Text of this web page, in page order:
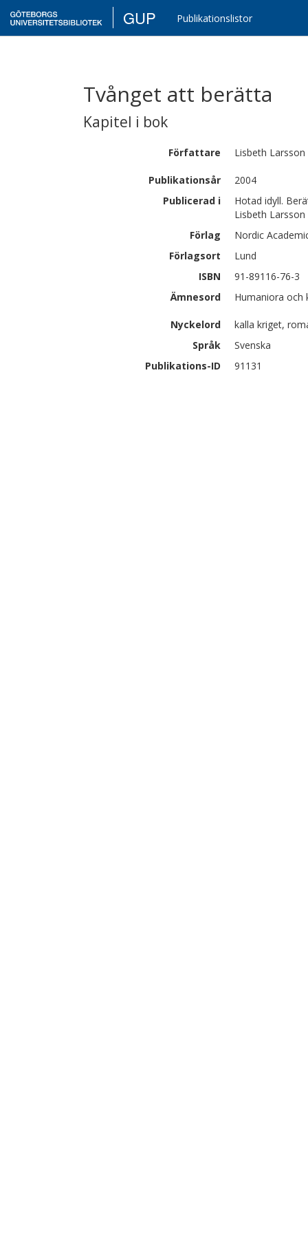
GUP Publikationslistor
Tvånget att berätta
Kapitel i bok
Författare Lisbeth Larsson
Publikationsår
2004
Publicerad i
Hotad idyll.
Lisbeth
Förlag
Nordic
Förlagsort
Lund
ISBN
91-89116-76-3
Ämnesord
Humaniora
Nyckelord
kalla kriget,
Språk
Svenska
Publikations-ID
91131